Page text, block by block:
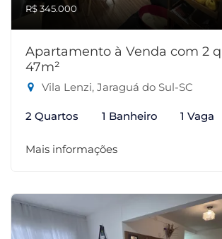
R$ 345.000
Apartamento à Venda com 2
47m²
Vila Lenzi, Jaraguá do Sul-SC
2 Quartos 1 Banheiro 1 Vaga
Mais informações